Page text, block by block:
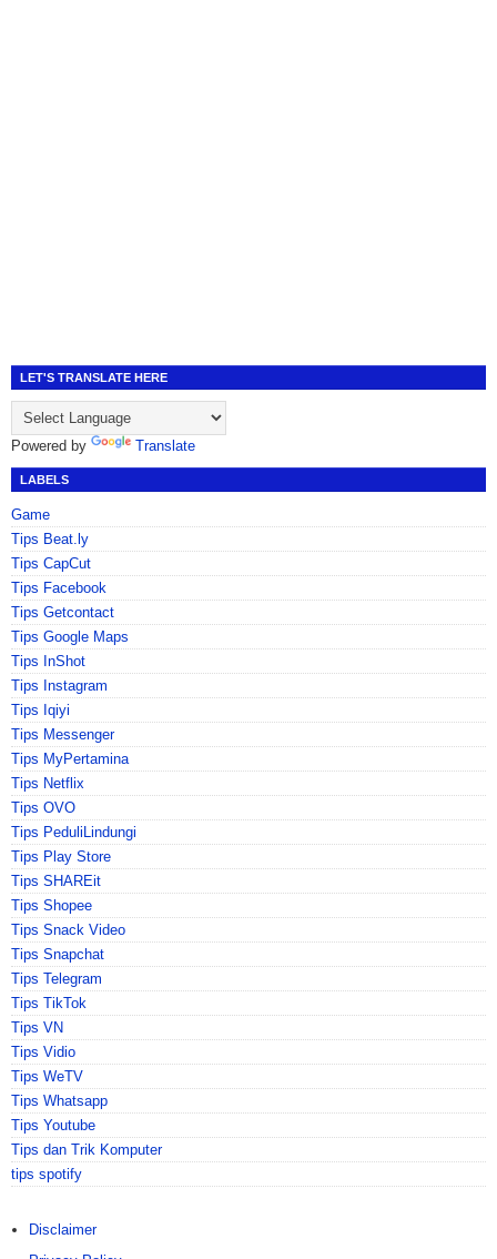
LET'S TRANSLATE HERE
Powered by Translate
LABELS
Game
Tips Beat.ly
Tips CapCut
Tips Facebook
Tips Getcontact
Tips Google Maps
Tips InShot
Tips Instagram
Tips Iqiyi
Tips Messenger
Tips MyPertamina
Tips Netflix
Tips OVO
Tips PeduliLindungi
Tips Play Store
Tips SHAREit
Tips Shopee
Tips Snack Video
Tips Snapchat
Tips Telegram
Tips TikTok
Tips VN
Tips Vidio
Tips WeTV
Tips Whatsapp
Tips Youtube
Tips dan Trik Komputer
tips spotify
Disclaimer